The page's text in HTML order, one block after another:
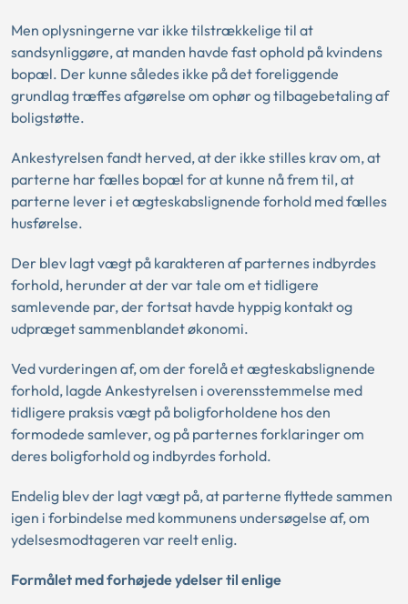
Men oplysningerne var ikke tilstrækkelige til at
sandsynliggøre, at manden havde fast ophold på kvindens
bopæl. Der kunne således ikke på det foreliggende
grundlag træffes afgørelse om ophør og tilbagebetaling af
boligstøtte.
Ankestyrelsen fandt herved, at der ikke stilles krav om, at
parterne har fælles bopæl for at kunne nå frem til, at
parterne lever i et ægteskabslignende forhold med fælles
husførelse.
Der blev lagt vægt på karakteren af parternes indbyrdes
forhold, herunder at der var tale om et tidligere
samlevende par, der fortsat havde hyppig kontakt og
udpræget sammenblandet økonomi.
Ved vurderingen af, om der forelå et ægteskabslignende
forhold, lagde Ankestyrelsen i overensstemmelse med
tidligere praksis vægt på boligforholdene hos den
formodede samlever, og på parternes forklaringer om
deres boligforhold og indbyrdes forhold.
Endelig blev der lagt vægt på, at parterne flyttede sammen
igen i forbindelse med kommunens undersøgelse af, om
ydelsesmodtageren var reelt enlig.
Formålet med forhøjede ydelser til enlige